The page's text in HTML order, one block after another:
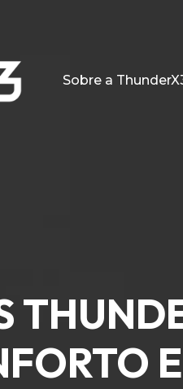
Sobre a
E